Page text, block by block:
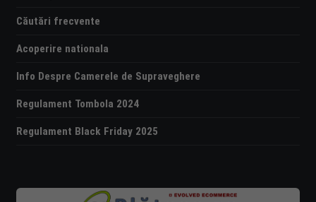
Căutări frecvente
Acoperire nationala
Info Despre Camerele de Supraveghere
Regulament Tombola 2024
Regulament Black Friday 2025